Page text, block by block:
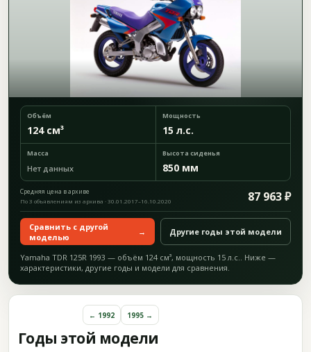
Объём
124 см³
Мощность
15 л.с.
Масса
Нет данных
Высота сиденья
850 мм
Средняя цена в архиве 87 963 ₽
По 3 объявлениям из архива · 30.01.2017–16.10.2020
Сравнить с другой
моделью
→ Другие годы этой модели
Yamaha TDR 125R 1993 — объём 124 см³, мощность 15 л.с.. Ниже —
характеристики, другие годы и модели для сравнения.
Годы этой модели
← 1992 1995 →